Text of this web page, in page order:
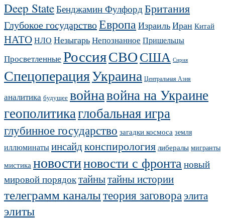
Deep StateБенджамин ФулфордБритания
Глубокое государствоЕвропаИзраильИран Китай
НАТОНЛО НезыгарьНепознанное Пришельцы
Просветленные РоссияСВОСША Сирия
СпецоперацияУкраина Центральная Азия
аналитика будущее войнавойна на Украине
геополитикаглобальная игра
глубинное государство загадки космоса земля
иллюминатыинсайдконспирология либералы мигранты
мистика новостиновости с фронтановый
мировой порядоктайнытайны истории
телеграмм каналытеория заговораэлита
элиты